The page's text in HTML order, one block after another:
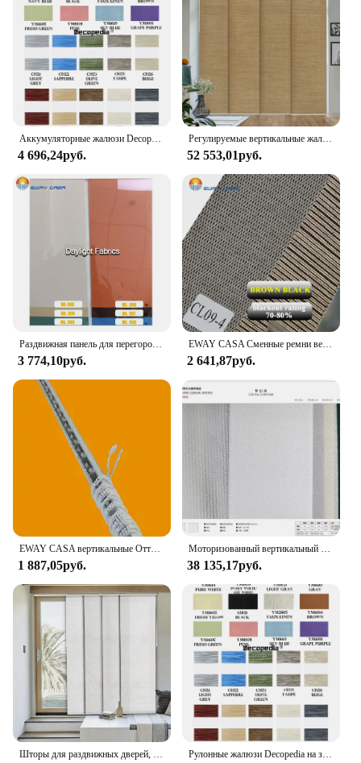
fit. This versatility extends to our wholesale and
vendor options, making it an excellent choice for
businesses looking to offer a range of products to
their customers. With the BGment sliding door
curtain, you can enjoy the benefits of a stylish,
functional, and adaptable addition to your home or
business.
4 696,24руб.
Регулируемые вертикальные жалюзи, 45,8-86 Вт, до 96 дюймов, выдвижная панельная дорожка для раздвижных дверей шкафа, шторы для панелей, Pecan
52 553,01руб.
3 774,10руб.
EWAY CASA Сменные ремни вертикальных оттенков для раздвижной двери, изготовленные для измерения умных штор блэкаут, ФВ-Slat CL
2 641,87руб.
EWAY CASA вертикальные Оттенки для раздвижной двери, сделанные на измерение, сменные умные шторы с резьбой, светонепроницаемые шторы панель-жалюзи
1 887,05руб.
Моторизованный вертикальный прозрачный тент, совместимый с приложением Tuya, занавески для раздвижных дверей
38 135,17руб.
Шторы для раздвижных дверей, жалюзи, перегородки для комнаты, двери для патио, раздвижные стеклянные вертикальные жалюзи, домашний декор, сад Рулонные жалюзи Decopedia на заказ для окон, моторизованные рулонные жалюзи, затемняющие дневные и ночные жалюзи для раздвижных дверей